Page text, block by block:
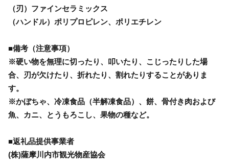
（刃）ファインセラミックス
（ハンドル）ポリプロピレン、ポリエチレン
■備考（注意事項）
※硬い物を無理に切ったり、叩いたり、こじったりした場
合、刃が欠けたり、折れたり、割れたりすることがありま
す。
※かぼちゃ、冷凍食品（半解凍食品）、餅、骨付き肉および
魚、カニ、とうもろこし、果物の種など。
■返礼品提供事業者
(株)薩摩川内市観光物産協会